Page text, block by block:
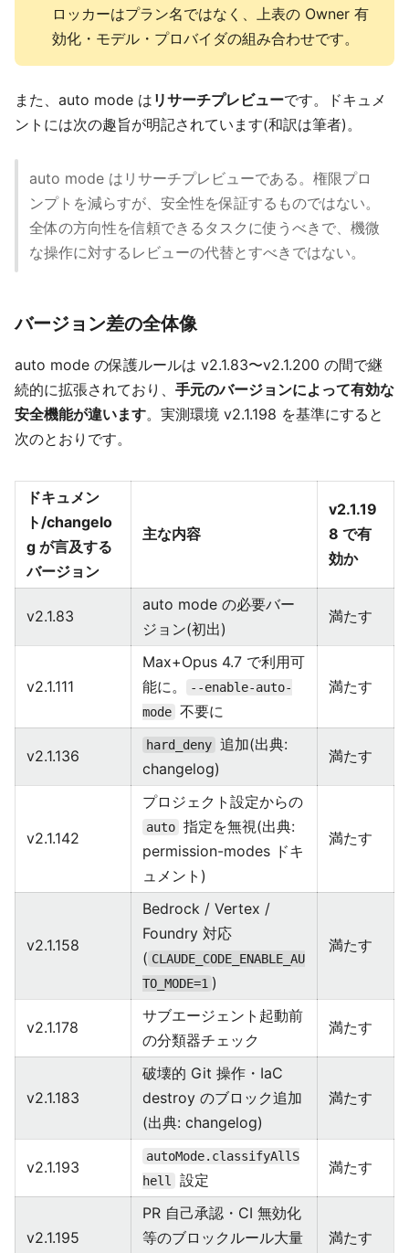
ロッカーはプラン名ではなく、上表の Owner 有
効化・モデル・プロバイダの組み合わせです。
また、auto mode は リサーチプレビューです。ドキュメ
ントには次の趣旨が明記されています(和訳は筆者)。
auto mode はリサーチプレビューである。権限プロ
ンプトを減らすが、安全性を保証するものではない。
全体の方向性を信頼できるタスクに使うべきで、機微
な操作に対するレビューの代替とすべきではない。
バージョン差の全体像
auto mode の保護ルールは v2.1.83〜v2.1.200 の間で継
続的に拡張されており、 手元のバージョンによって有効な
安全機能が違います。実測環境 v2.1.198 を基準にすると
次のとおりです。
ドキュメン
ト/changelo
g が言及する
バージョン
主な内容
v2.1.19
8 で有
効か
v2.1.83
auto mode の必要バー
ジョン(初出)
満たす
v2.1.111
Max+Opus 4.7 で利用可
能に。
--enable-auto-
mode 不要に
満たす
v2.1.136
hard_deny 追加(出典:
changelog)
満たす
v2.1.142
プロジェクト設定からの
auto 指定を無視(出典:
permission-modes ドキ
ュメント)
満たす
v2.1.158
Bedrock / Vertex /
Foundry 対応
( CLAUDE_CODE_ENABLE_AU
TO_MODE=1 )
満たす
v2.1.178
サブエージェント起動前
の分類器チェック
満たす
v2.1.183
破壊的 Git 操作・IaC
destroy のブロック追加
(出典: changelog)
満たす
v2.1.193
autoMode.classifyAllS
hell
設定
満たす
v2.1.195
PR 自己承認・CI 無効化
等のブロックルール大量
満たす